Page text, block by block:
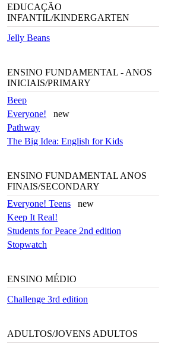
EDUCAÇÃO
INFANTIL/KINDERGARTEN
Jelly Beans
ENSINO FUNDAMENTAL - ANOS
INICIAIS/PRIMARY
Beep
Everyone! new
Pathway
The Big Idea: English for Kids
ENSINO FUNDAMENTAL ANOS
FINAIS/SECONDARY
Everyone! Teens new
Keep It Real!
Students for Peace 2nd edition
Stopwatch
ENSINO MÉDIO
Challenge 3rd edition
ADULTOS/JOVENS ADULTOS